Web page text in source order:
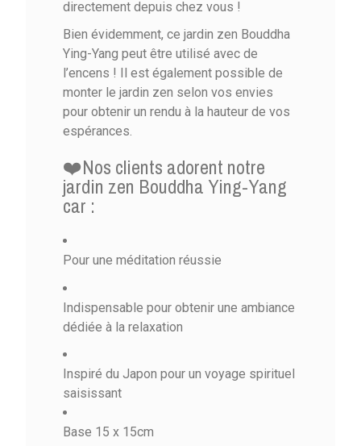
directement depuis chez vous !
Bien évidemment, ce jardin zen Bouddha
Ying-Yang peut être utilisé avec de
l’encens ! Il est également possible de
monter le jardin zen selon vos envies
pour obtenir un rendu à la hauteur de vos
espérances.
❤️Nos clients adorent notre
jardin zen Bouddha Ying-Yang
car :
Pour une méditation réussie
Indispensable pour obtenir une ambiance
dédiée à la relaxation
Inspiré du Japon pour un voyage spirituel
saisissant
Base 15 x 15cm